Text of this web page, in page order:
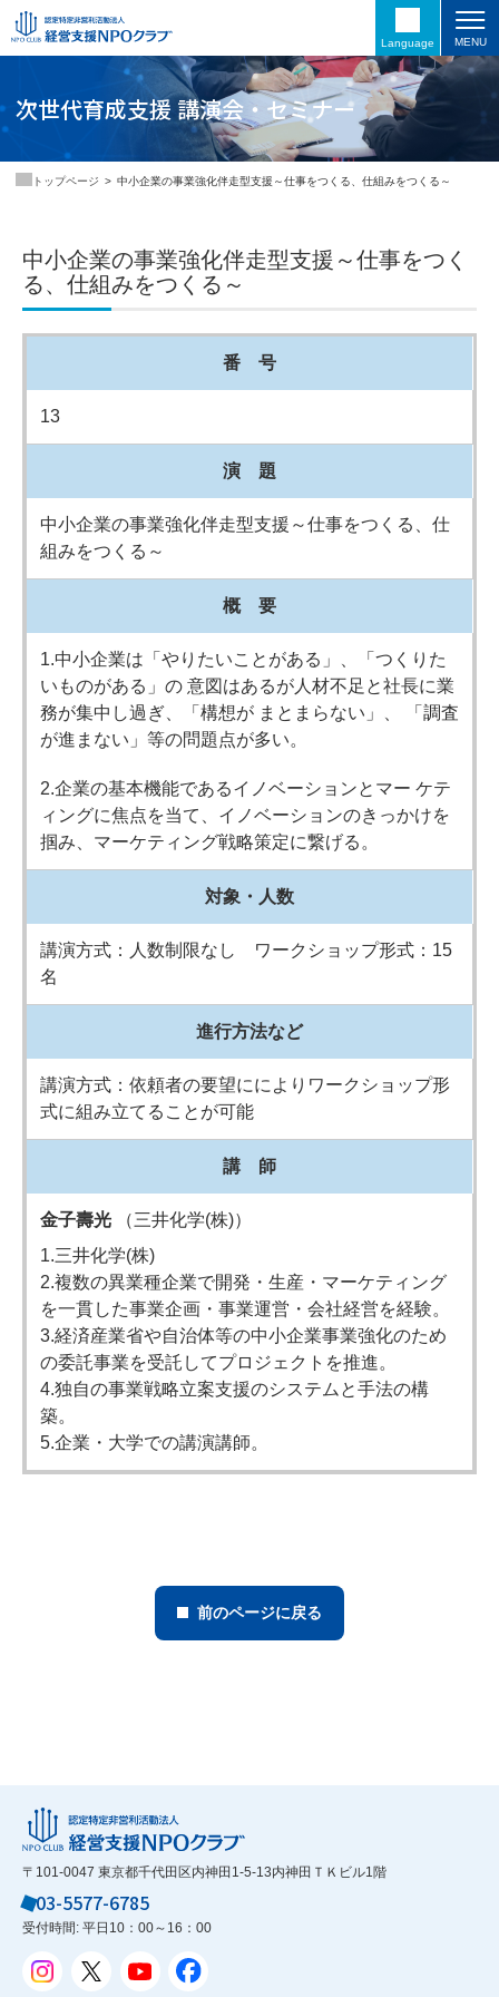
Language MENU
次世代育成支援 講演会・セミナー
トップページ 中小企業の事業強化伴走型支援～仕事をつくる、仕組みをつくる～
中小企業の事業強化伴走型支援～仕事をつく
る、仕組みをつくる～
番 号
13
演 題
中小企業の事業強化伴走型支援～仕事をつくる、仕
組みをつくる～
概 要
1.中小企業は「やりたいことがある」、「つくりた
いものがある」の 意図はあるが人材不足と社長に業
務が集中し過ぎ、「構想が まとまらない」、 「調査
が進まない」等の問題点が多い。
2.企業の基本機能であるイノベーションとマー ケテ
ィングに焦点を当て、イノベーションのきっかけを
掴み、マーケティング戦略策定に繋げる。
対象・人数
講演方式：人数制限なし ワークショップ形式：15
名
進行方法など
講演方式：依頼者の要望にによりワークショップ形
式に組み立てることが可能
講 師
金子壽光
（三井化学(株)）
1.三井化学(株)
2.複数の異業種企業で開発・生産・マーケティング
を一貫した事業企画・事業運営・会社経営を経験。
3.経済産業省や自治体等の中小企業事業強化のため
の委託事業を受託してプロジェクトを推進。
4.独自の事業戦略立案支援のシステムと手法の構
築。
5.企業・大学での講演講師。
前のページに戻る
〒101-0047 東京都千代田区内神田1-5-13内神田ＴＫビル1階
03-5577-6785
受付時間: 平日10：00～16：00